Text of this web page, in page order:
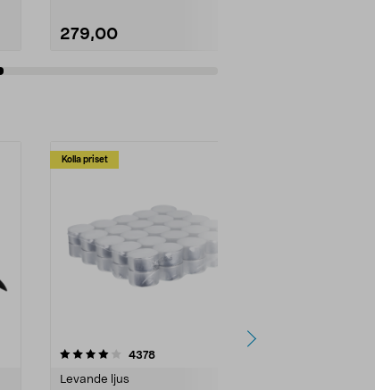
279,00
Kolla priset
4378recensioner
Levande ljus
4.5av 5 stjärnor